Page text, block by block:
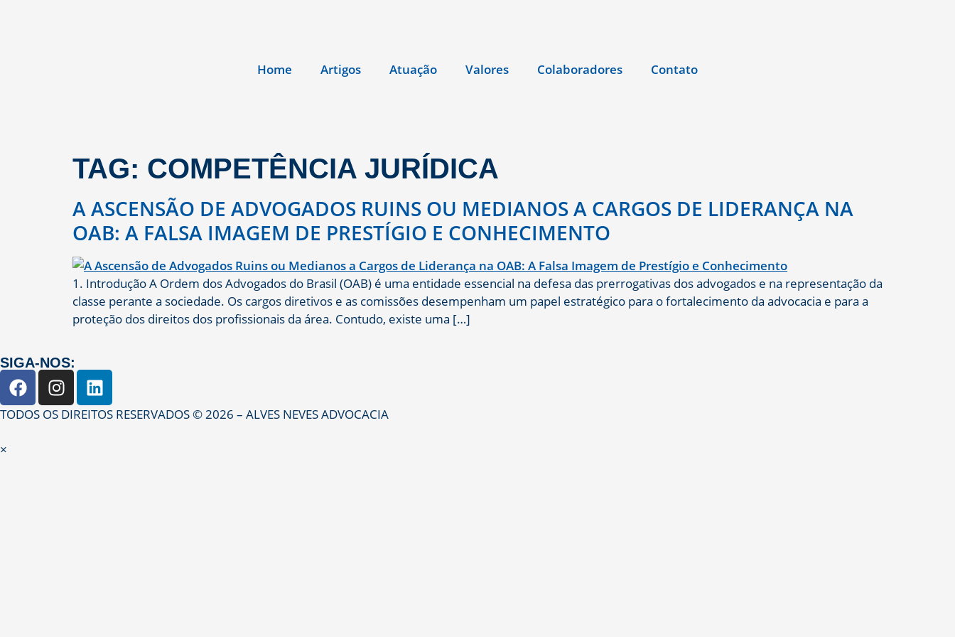
Home Artigos Atuação Valores Colaboradores Contato
TAG: COMPETÊNCIA JURÍDICA
A ASCENSÃO DE ADVOGADOS RUINS OU MEDIANOS A CARGOS DE LIDERANÇA NA
OAB: A FALSA IMAGEM DE PRESTÍGIO E CONHECIMENTO
1. Introdução A Ordem dos Advogados do Brasil (OAB) é uma entidade essencial na defesa das prerrogativas dos advogados e na representação da
classe perante a sociedade. Os cargos diretivos e as comissões desempenham um papel estratégico para o fortalecimento da advocacia e para a
proteção dos direitos dos profissionais da área. Contudo, existe uma […]
SIGA-NOS:
TODOS OS DIREITOS RESERVADOS © 2026 – ALVES NEVES ADVOCACIA
×